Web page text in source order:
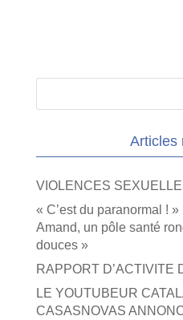
Articles
VIOLENCES
« C’est du paranormal !
Amand, un pôle santé
douces »
RAPPORT D’ACTIVITE
LE YOUTUBEUR
CASASNOVAS